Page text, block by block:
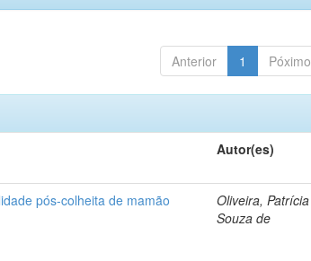
Anterior 1 Póximo
Autor(es)
pós-colheita de mamão
Oliveira, Patrícia
Souza de